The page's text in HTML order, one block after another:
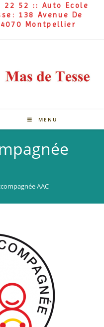
22 52 :: Auto Ecole
138 Avenue De
Montpellier
MENU
AAC